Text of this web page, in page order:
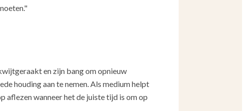
en zijn bang om opnieuw
houding aan te nemen. Als medium helpt
aflezen wanneer het de juiste tijd is om op